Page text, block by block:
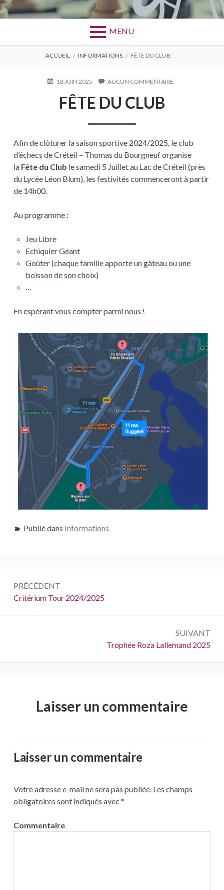
MENU
D'ARIANE
ACCUEIL INFORMATIONS FÊTE DU CLUB
PUBLIÉ18 JUIN 2025 AUCUN COMMENTAIRE
FÊTE DU CLUB
Afin de clôturer la saison sportive 2024/2025, le club
d’échecs de Créteil – Thomas du Bourgneuf organise
la Fête du Club le samedi 5 Juillet au Lac de Créteil (près
du Lycée Léon Blum), les festivités commenceront à partir
de 14h00.
Au programme :
Jeu Libre
Echiquier Géant
Goûter (chaque famille apporte un gâteau ou une
boisson de son choix)
…
En espérant vous compter parmi nous !
Publié dans Informations
Navigation
de
l’article
PRÉCÉDENT
Précédent :
Critérium Tour 2024/2025
SUIVANT
Suivant :
Trophée Roza Lallemand 2025
Laisser un commentaire
Laisser un commentaire
Votre adresse e-mail ne sera pas publiée.Les champs
obligatoires sont indiqués avec *
Commentaire